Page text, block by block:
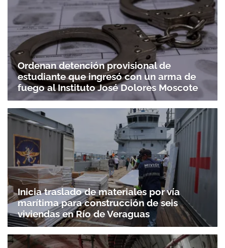
Ordenan detención provisional de
estudiante que ingresó con un arma de
fuego al Instituto José Dolores Moscote
Inicia traslado de materiales por vía
marítima para construcción de seis
viviendas en Río de Veraguas